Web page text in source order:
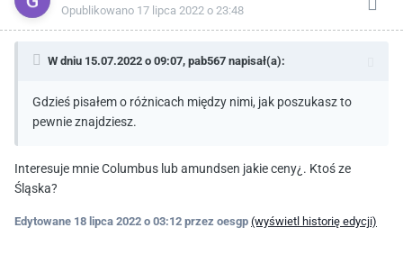
Opublikowano 17 lipca 2022 o 23:48
W dniu 15.07.2022 o 09:07, pab567 napisał(a):
Gdzieś pisałem o różnicach między nimi, jak poszukasz to
pewnie znajdziesz.
Interesuje mnie Columbus lub amundsen jakie ceny¿. Ktoś ze
Śląska?
Edytowane 18 lipca 2022 o 03:12 przez oesgp (wyświetl historię edycji)